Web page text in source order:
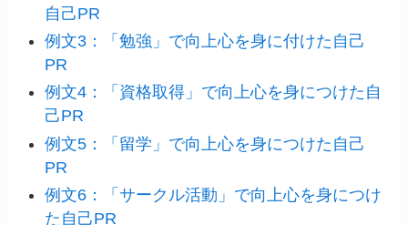
自己PR
例文3：
「勉強」で向上心を身に付けた自己
PR
例文4：「資格取得」で向上心を身につけた自
己PR
例文5：「留学」で向上心を身につけた自己
PR
例文6：「サークル活動」で向上心を身につけ
た自己PR